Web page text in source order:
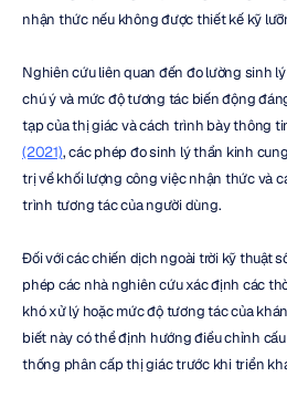
nhận thức nếu không được thiết kế kỹ
Nghiên cứu liên quan đến đo lường sinh
chú ý và mức độ tương tác biến động
tạp của thị giác và cách trình bày thông
(2021), các phép đo sinh lý thần kinh
trị về khối lượng công việc nhận thức và
trình tương tác của người dùng.
Đối với các chiến dịch ngoài trời kỹ thuật
phép các nhà nghiên cứu xác định các
khó xử lý hoặc mức độ tương tác của
biết này có thể định hướng điều chỉnh
thống phân cấp thị giác trước khi triển